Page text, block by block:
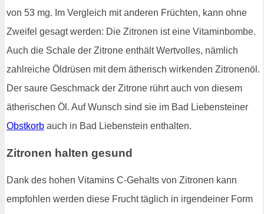
von 53 mg. Im Vergleich mit anderen Früchten, kann ohne
Zweifel gesagt werden: Die Zitronen ist eine Vitaminbombe.
Auch die Schale der Zitrone enthält Wertvolles, nämlich
zahlreiche Öldrüsen mit dem ätherisch wirkenden Zitronenöl.
Der saure Geschmack der Zitrone rührt auch von diesem
ätherischen Öl. Auf Wunsch sind sie im Bad Liebensteiner
Obstkorb auch in Bad Liebenstein enthalten.
Zitronen halten gesund
Dank des hohen Vitamins C-Gehalts von Zitronen kann
empfohlen werden diese Frucht täglich in irgendeiner Form